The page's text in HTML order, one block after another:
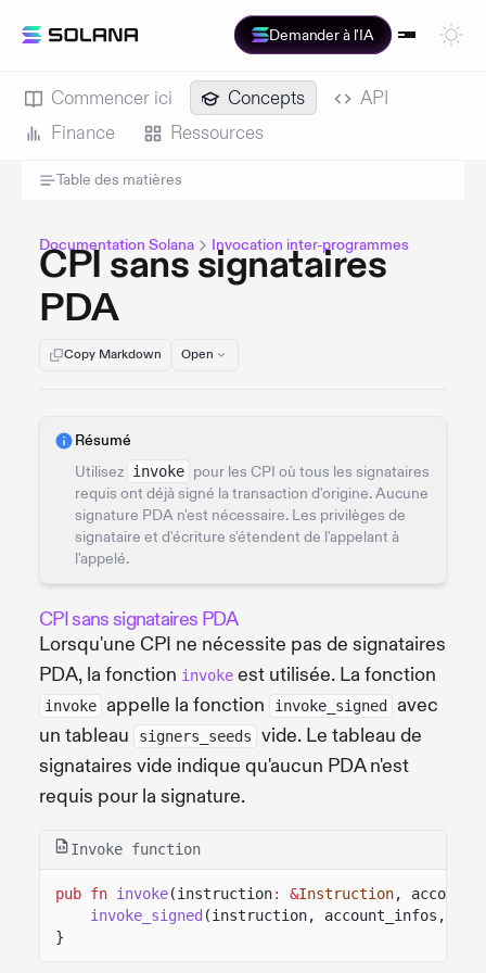
Demander à l'IA
Commencer ici Concepts
API
Finance
Ressources
Table des matières
Documentation Solana Invocation inter-programmes
CPI sans signataires
PDA
Copy Markdown Open
Résumé
Utilisez invoke pour les CPI où tous les signataires
requis ont déjà signé la transaction d'origine. Aucune
signature PDA n'est nécessaire. Les privilèges de
signataire et d'écriture s'étendent de l'appelant à
l'appelé.
CPI sans signataires PDA
Lorsqu'une CPI ne nécessite pas de signataires
PDA, la fonction invoke est utilisée. La fonction
invoke appelle la fonction invoke_signed
avec
un tableau
signers_seeds
vide. Le tableau de
signataires vide indique qu'aucun PDA n'est
requis pour la signature.
Invoke function
pub fn invoke(instruction: &Instruction,
invoke_signed (instruction, account_infos,
}